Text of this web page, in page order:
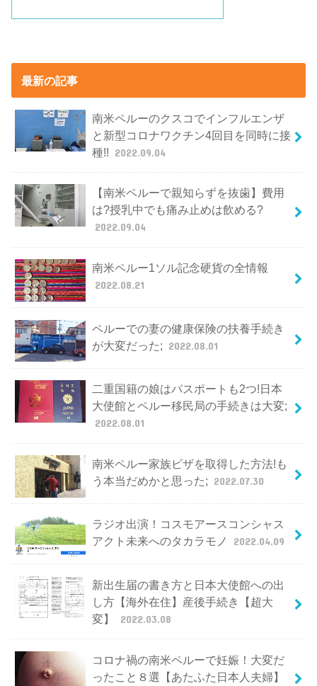
最新の記事
南米ペルーのクスコでインフルエンザ
と新型コロナワクチン4回目を同時に接
種!! 2022.09.04
【南米ペルーで親知らずを抜歯】費用
は?授乳中でも痛み止めは飲める?
2022.09.04
南米ペルー1ソル記念硬貨の全情報
2022.08.21
ペルーでの妻の健康保険の扶養手続き
が大変だった; 2022.08.01
二重国籍の娘はパスポートも2つ!日本
大使館とペルー移民局の手続きは大変;
2022.08.01
南米ペルー家族ビザを取得した方法!も
う本当だめかと思った; 2022.07.30
ラジオ出演！コスモアースコンシャス
アクト未来へのタカラモノ
2022.04.09
新出生届の書き方と日本大使館への出
し方【海外在住】産後手続き【超大
変】
2022.03.08
コロナ禍の南米ペルーで妊娠！大変だ
ったこと８選【あたふた日本人夫婦】